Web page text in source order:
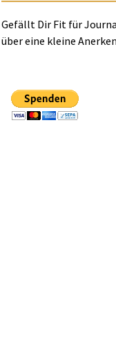
Gefällt Dir Fit für
über eine kleine